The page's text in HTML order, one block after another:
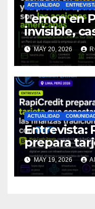
ACTUALIDAD
Lemon en
invisible,
y la
acciones
MAY 20, 2026
ACTUALIDAD
Entrevista:
prepara
las
DeFi
MAY 19, 2026